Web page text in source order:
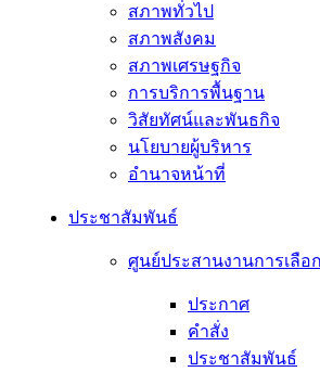
สภาพทั่วไป
สภาพสังคม
สภาพเศรษฐกิจ
การบริการพื้นฐาน
วิสัยทัศน์และพันธกิจ
นโยบายผู้บริหาร
อํานาจหน้าที่
ประชาสัมพันธ์
ศูนย์ประสานงานการเลือ
ประกาศ
คำสั่ง
ประชาสัมพันธ์